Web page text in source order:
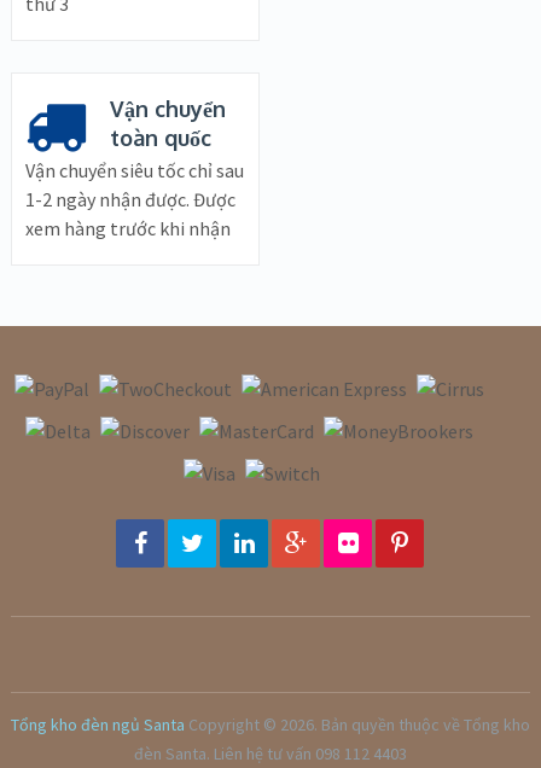
Vận chuyển
toàn quốc
Vận chuyển siêu tốc chỉ sau
1-2 ngày nhận được. Được
xem hàng trước khi nhận
Tổng kho đèn ngủ Santa Copyright © 2026. Bản quyền thuộc về Tổng kho
đèn Santa. Liên hệ tư vấn 098 112 4403